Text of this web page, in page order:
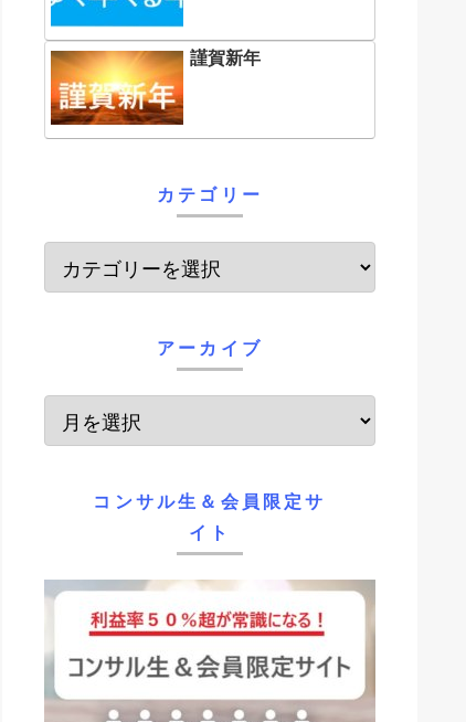
謹賀新年
カテゴリー
アーカイブ
コンサル生＆会員限定サ
イト